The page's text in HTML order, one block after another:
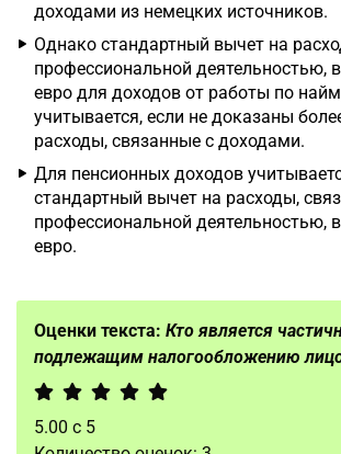
доходами из немецких источников.
Однако стандартный вычет на
профессиональной деятельностью,
евро для доходов от работы по
учитывается, если не доказаны
расходы, связанные с доходами.
Для пенсионных доходов
стандартный вычет на расходы,
профессиональной деятельностью,
евро.
Оценки текста: Кто является
подлежащим налогообложению
5.00 с 5